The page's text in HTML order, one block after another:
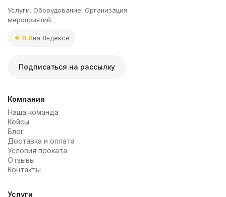
Услуги. Оборудование. Организация
мероприятий.
★ 5.0на Яндексе
Подписаться на рассылку
Компания
Наша команда
Кейсы
Блог
Доставка и оплата
Условия проката
Отзывы
Контакты
Услуги